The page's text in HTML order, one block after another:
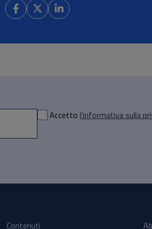
Accetto l'informativa sulla
Contenuti